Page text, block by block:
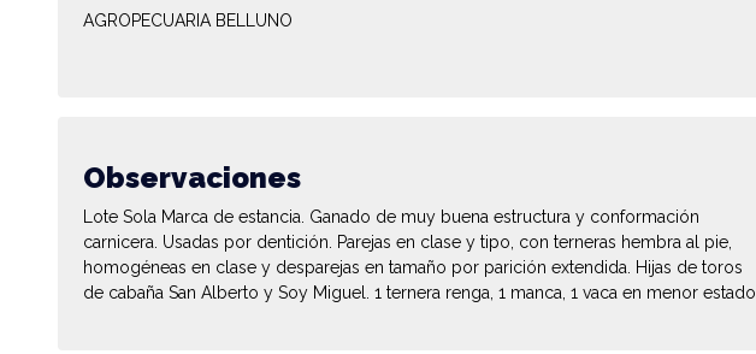
AGROPECUARIA BELLUNO
Observaciones
Lote Sola Marca de estancia. Ganado de muy buena estructura y conformación
carnicera. Usadas por dentición. Parejas en clase y tipo, con terneras hembra al pie,
homogéneas en clase y desparejas en tamaño por parición extendida. Hijas de toros
de cabaña San Alberto y Soy Miguel. 1 ternera renga, 1 manca, 1 vaca en menor estado.